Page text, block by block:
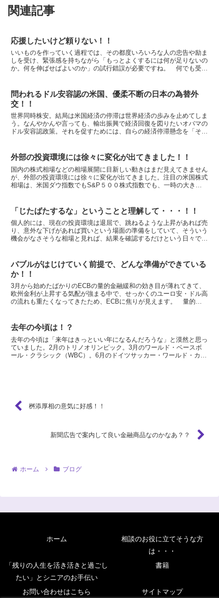
関連記事
応援したいけど頼りない！！
いいものを作っていく過程では、その都度いろいろな人の忠告や励ま
しを受け、緊張感を持ちながら「もっとよくするには何が足りないの
か。何を伸ばせばよいのか」の試行錯誤が必要ですね。 何でも受け
問われるドル安容認の米国、優柔不断の日本の為替外
交！！
世界同時株安。結局は米国経済の停滞は世界経済の歩みを止めてしま
う。なんやかんや言っても、輸出振興で経済回復を図りたいオバマの
ドル安容認政策。それを促すためには、自らの経済停滞懸念を「それ
外部の投資環境には徐々に変化が出てきました！！
国内の株式相場などの相場展開に目新しい動きはまだ見えてきません
が、外部の投資環境には徐々に変化が出てきました。注目の米国株式
相場は、米国ダウ指数でもS&P５００株式指数でも、一時の大きな
「じたばたするな」ということと理解して・・・！！
個人的には、現在の投資環境は退屈で、跳ねるような上昇があれば売
り、意外な下げがあれば買いという場面の準備をしていて、そういう
機会がなさそうな相場と見れば、結果を確認するだけという日々で
バブルがはじけていく前提で、どんな準備ができている
か！！
3月から始めたばかりのECBの量的金融緩和の効き目が薄れてきて、
欧州金利が上昇する気配が強まる中で、せっかくのユーロ安・ドル高
の流れも重たくなってきたため、ECBに焦りが見えます。 量的金
去年の今頃は！？
去年の今頃は「来年はきっといい年になるんだろうな」と漠然と思っ
ていました。2月のトリノオリンピック。3月のワールド・ベースボ
ール・クラシック（WBC）。6月のドイツサッカー・ワールド・カッ
桝添厚相の意気に好感！！
新聞広告で案内して良い金融商品なのかなあ？？
ホーム ブログ
ホーム
相談のお役に立てそうな方
は・・・
「残りの人生を活き活きと過ごし
たい」とシニアのお手伝い
書籍
お問い合わせはこちら サイトマップ